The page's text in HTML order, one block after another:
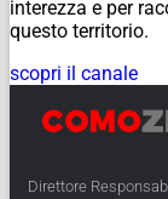
interezza e per
questo territorio.
scopri il canale
Direttore